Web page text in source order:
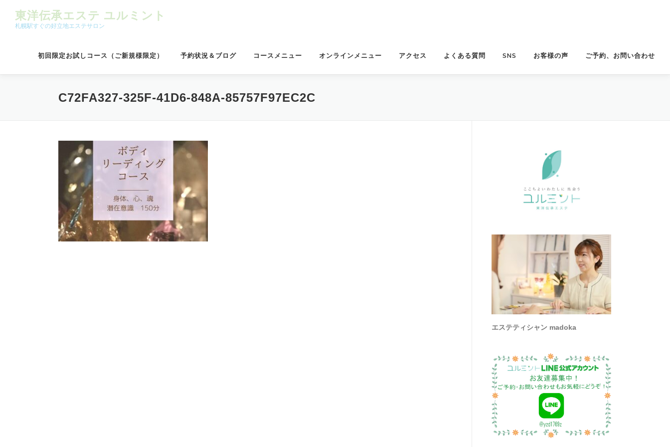
東洋伝承エステ ユルミント
札幌駅すぐの好立地エステサロン
初回限定お試しコース（ご新規様限定） 予約状況＆ブログ コースメニュー オンラインメニュー アクセス よくある質問 SNS お客様の声 ご予約、お問い合わせ
C72FA327-325F-41D6-848A-85757F97EC2C
エステティシャン madoka